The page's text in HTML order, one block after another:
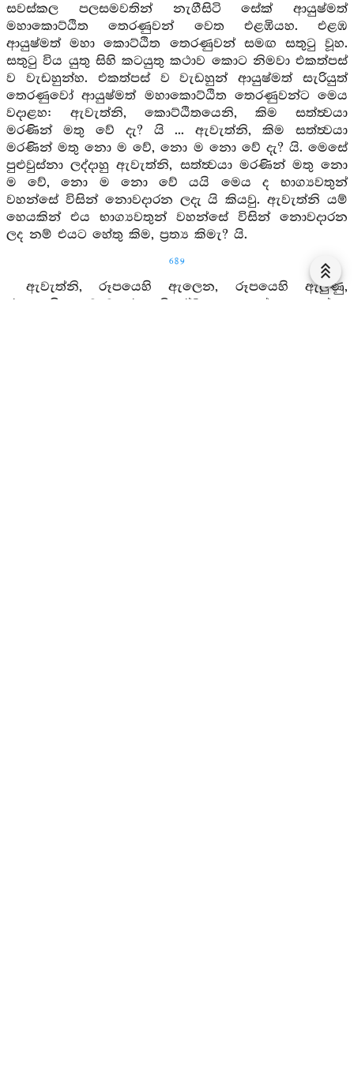
සවස්කල පලසමවතින් නැගීසිටි සේක් ආයුෂ්මත්
මහාකොට්ඨිත තෙරණුවන් වෙත එළඹියහ. එළඹ
ආයුෂ්මත් මහා කොට්ඨිත තෙරණුවන් සමඟ සතුටු වූහ.
සතුටු විය යුතු සිහි කටයුතු කථාව කොට නිමවා එකත්පස්
ව වැඩහුන්හ. එකත්පස් ව වැඩහුන් ආයුෂ්මත් සැරියුත්
තෙරණුවෝ ආයුෂ්මත් මහාකොට්ඨිත තෙරණුවන්ට මෙය
වදාළහ: ඇවැත්නි, කොට්ඨිතයෙනි, කිම සත්ත්‍වයා
මරණින් මතු වේ දැ? යි ... ඇවැත්නි, කිම සත්ත්‍වයා
මරණින් මතු නො ම වේ, නො ම නො වේ දැ? යි. මෙසේ
පුළුවුස්නා ලද්දාහු ඇවැත්නි, සත්ත්‍වයා මරණින් මතු නො
ම වේ, නො ම නො වේ යයි මෙය ද භාග්‍යවතුන්
වහන්සේ විසින් නොවදාරන ලදැ යි කියවු. ඇවැත්නි යම්
හෙයකින් එය භාග්‍යවතුන් වහන්සේ විසින් නොවදාරන
ලද නම් එයට හේතු කිම, ප්‍රත්‍ය කිමැ? යි.
689
ඇවැත්නි, රූපයෙහි ඇලෙන, රූපයෙහි ඇලුණු,
රූපයෙහි සතුටු වූ, රූප නිරෝධය තතු සේ නො දන්නා